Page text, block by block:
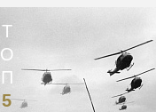
Т
О
П
5